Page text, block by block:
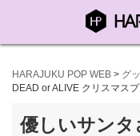
HARAJUKU POP WEB > グ
DEAD or ALIVE クリスマス
優しいサン